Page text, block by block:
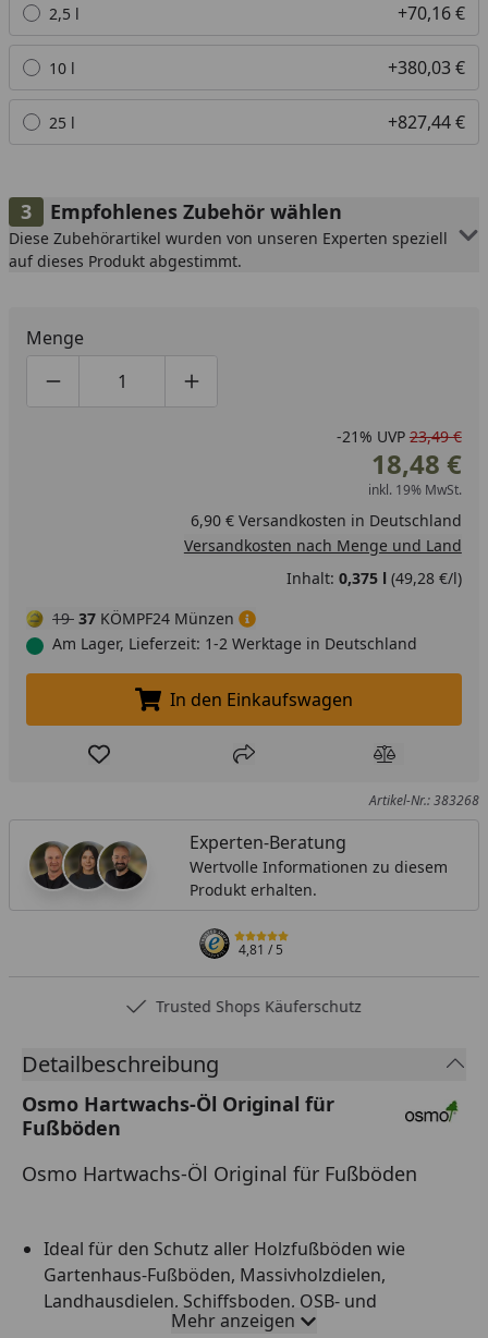
2,5 l +70,16 €
10 l +380,03 €
25 l +827,44 €
Empfohlenes Zubehör wählen
Diese Zubehörartikel wurden von unseren Experten speziell
auf dieses Produkt abgestimmt.
Menge
Produktmenge um eins verringern
Produktmenge manuell eingeben
Produktmenge um eins erhöhen
-21% UVP 23,49 €
18,48 €
inkl. 19% MwSt.
6,90 € Versandkosten in Deutschland
Versandkosten nach Menge und Land
Inhalt: 0,375 l (49,28 €/l)
19 37 KÖMPF24 Münzen
Am Lager, Lieferzeit: 1-2 Werktage in Deutschland
In den Einkaufswagen legen
In den Einkaufswagen
Produkt zur Wunschliste hinzufügen
Teilen Produkt
Artikel-Nr.: 383268
Experten-Beratung
Wertvolle Informationen zu diesem
Produkt erhalten.
4,81/ 5
Trusted Shops Käuferschutz
Detailbeschreibung
Osmo Hartwachs-Öl Original für
Fußböden
Osmo Hartwachs-Öl Original für Fußböden
Ideal für den Schutz aller Holzfußböden wie
Gartenhaus-Fußböden, Massivholzdielen,
Landhausdielen, Schiffsboden, OSB- und
Korkfußböden sowie Möbeloberflächen
Mehr anzeigen